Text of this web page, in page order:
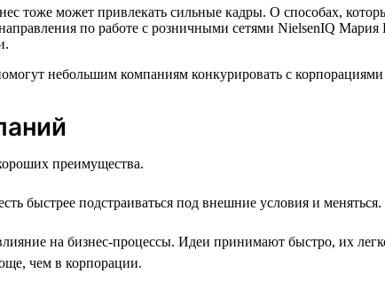
тоже может привлекать сильные кадры. О способах,
направления по работе с розничными сетями NielsenIQ
преимущества.
быстрее подстраиваться под внешние условия и меняться.
на бизнес-процессы. Идеи принимают быстро, их
чем в корпорации.